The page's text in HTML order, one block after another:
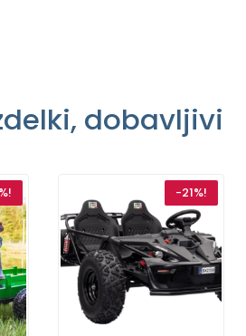
dobavljivi
-21%!